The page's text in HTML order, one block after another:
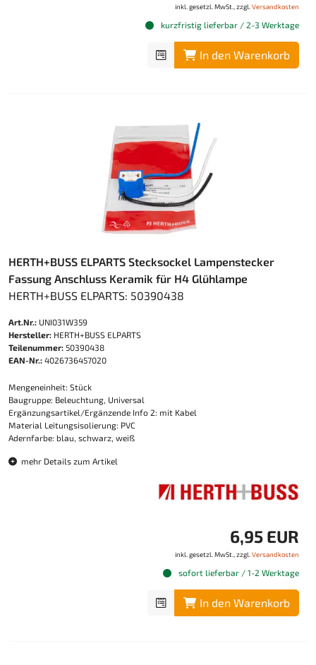
inkl. gesetzl. MwSt., zzgl. Versandkosten
kurzfristig lieferbar / 2-3 Werktage
In den Warenkorb
HERTH+BUSS ELPARTS Stecksockel Lampenstecker
Fassung Anschluss Keramik für H4 Glühlampe
HERTH+BUSS ELPARTS: 50390438
Art.Nr.: UNI031W359
Hersteller: HERTH+BUSS ELPARTS
Teilenummer: 50390438
EAN-Nr.: 4026736457020
Mengeneinheit: Stück
Baugruppe: Beleuchtung, Universal
Ergänzungsartikel/Ergänzende Info 2: mit Kabel
Material Leitungsisolierung: PVC
Adernfarbe: blau, schwarz, weiß
mehr Details zum Artikel
6,95 EUR
inkl. gesetzl. MwSt., zzgl. Versandkosten
sofort lieferbar / 1-2 Werktage
In den Warenkorb